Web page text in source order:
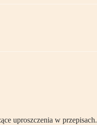
uproszczenia w przepisach.